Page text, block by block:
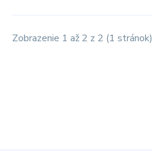
Zobrazenie 1 až 2 z 2 (1 stránok)